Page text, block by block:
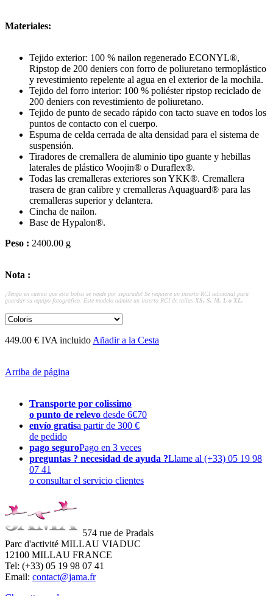
Materiales:
Tejido exterior: 100 % nailon regenerado ECONYL®,
Ripstop de 200 deniers con forro de poliuretano termoplástico
y revestimiento repelente al agua en el exterior de la mochila.
Tejido del forro interior: 100 % poliéster ripstop reciclado de
200 deniers con revestimiento de poliuretano.
Tejido de punto de secado rápido con tacto suave en todos los
puntos de contacto con el cuerpo.
Espuma de celda cerrada de alta densidad para el sistema de
suspensión.
Tiradores de cremallera de aluminio tipo guante y hebillas
laterales de plástico Woojin® o Duraflex®.
Todas las cremalleras exteriores son YKK®. Cremallera
trasera de gran calibre y cremalleras Aquaguard® para las
cremalleras superior y delantera.
Cincha de nailon.
Base de Hypalon®.
Peso : 2400.00 g
Nota :
¡Tenga en cuenta que esta bolsa se vende por separado! Se requiere un inserto RCI adicional para
guardar su equipo fotográfico. Este modelo admite un inserto RCI de tallas XS, S, M, L o XL.
449.00 € IVA incluido Añadir a la Cesta
Arriba de página
Transporte por colissimo
o punto de relevo desde 6€70
envío gratisa partir de 300 €
de pedido
pago seguroPago en 3 veces
preguntas ? necesidad de ayuda ?Llame al (+33) 05 19 98
07 41
o consultar el servicio clientes
574 rue de Pradals
Parc d'activité MILLAU VIADUC
12100 MILLAU FRANCE
Tel: (+33) 05 19 98 07 41
Email: contact@jama.fr